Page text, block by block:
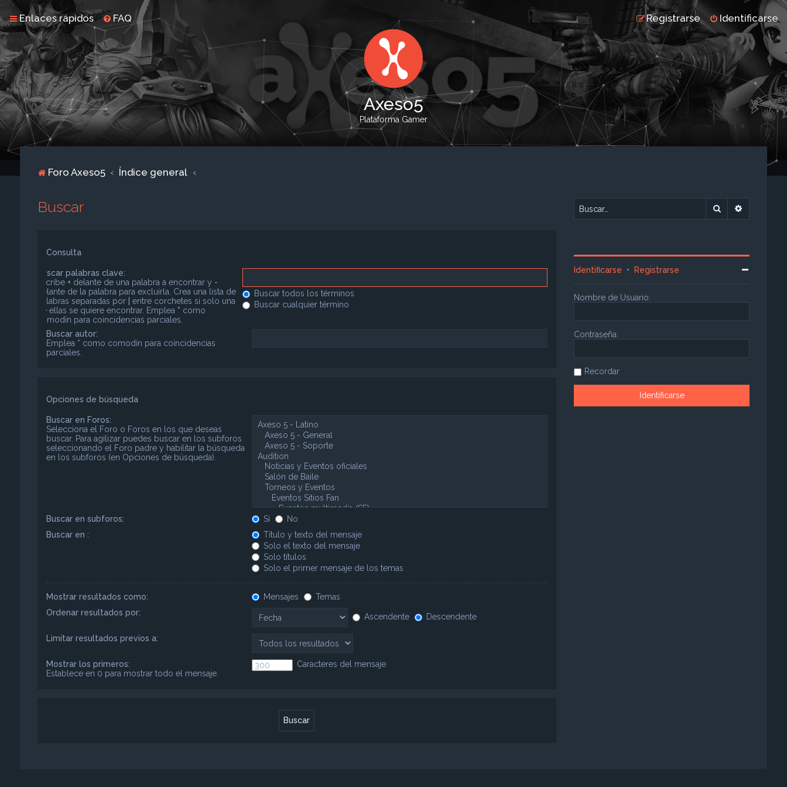
Enlaces rápidos FAQ Identificarse
Registrarse
Axeso5
Plataforma Gamer
Foro Axeso5 Índice general
Buscar
Consulta
Buscar palabras clave:
Escribe + delante de una palabra a encontrar y -
delante de la palabra para excluirla. Crea una lista de
palabras separadas por
entre corchetes si solo una
de ellas se quiere encontrar. Emplea * como
comodín para coincidencias parciales.
Buscar todos los términos
Buscar cualquier término
Buscar autor:
Emplea * como comodín para coincidencias
parciales.
Opciones de búsqueda
Buscar en Foros:
Selecciona el Foro o Foros en los que deseas
buscar. Para agilizar puedes buscar en los subforos
seleccionando el Foro padre y habilitar la búsqueda
en los subforos (en Opciones de búsqueda).
Buscar en subforos: Sí
No
Buscar en :
Título y texto del mensaje
Solo el texto del mensaje
Solo títulos
Solo el primer mensaje de los temas
Mostrar resultados como: Mensajes
Temas
Ordenar resultados por:
Ascendente Descendente
Limitar resultados previos a:
Mostrar los primeros:
Establece en 0 para mostrar todo el mensaje.
Caracteres del mensaje
Buscar
Identificarse • Registrarse
Nombre de Usuario:
Contraseña:
Recordar